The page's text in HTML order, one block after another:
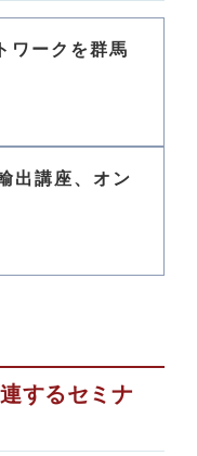
ワークを群馬
出講座、オン
するセミナ